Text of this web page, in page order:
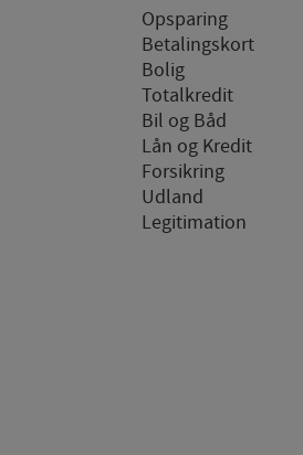
Opsparing
Betalingskort
Bolig
Totalkredit
Bil og Båd
Lån og Kredit
Forsikring
Udland
Legitimation
Markedsføring
Markedsførings-
hvad brugeren